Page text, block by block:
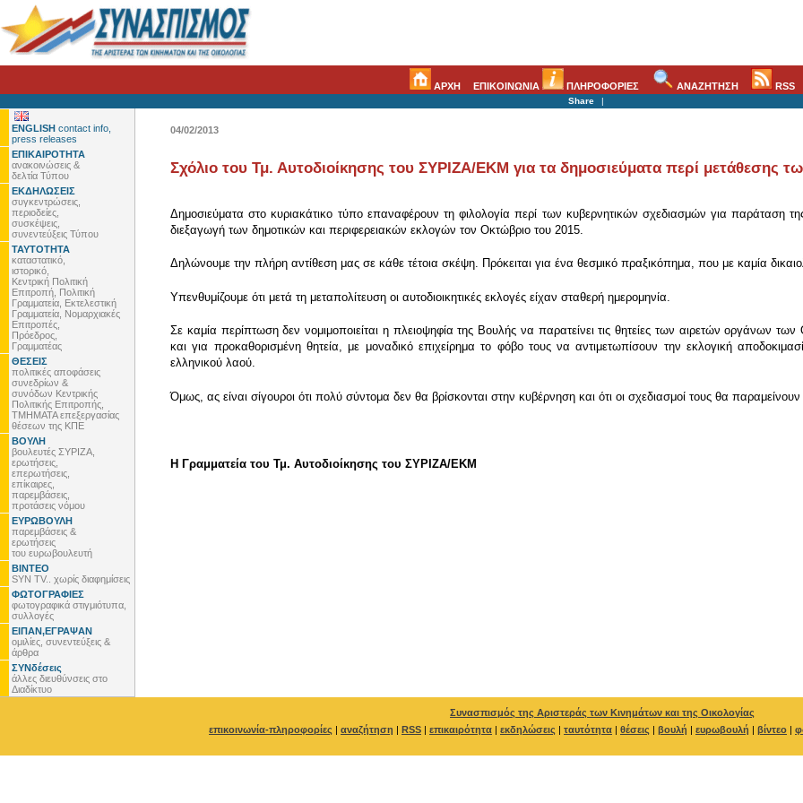
ΑΡΧΗ ΕΠΙΚΟΙΝΩΝΙΑ ΠΛΗΡΟΦΟΡΙΕΣ ΑΝΑΖΗΤΗΣΗ RSS
Share |
ENGLISH contact info,
press releases
ΕΠΙΚΑΙΡΟΤΗΤΑ
ανακοινώσεις &
δελτία Τύπου
ΕΚΔΗΛΩΣΕΙΣ
συγκεντρώσεις,
περιοδείες,
συσκέψεις,
συνεντεύξεις Τύπου
ΤΑΥΤΟΤΗΤΑ
καταστατικό,
ιστορικό,
Κεντρική Πολιτική
Επιτροπή, Πολιτική
Γραμματεία, Εκτελεστική
Γραμματεία, Νομαρχιακές
Επιτροπές,
Πρόεδρος,
Γραμματέας
ΘΕΣΕΙΣ
πολιτικές αποφάσεις
συνεδρίων &
συνόδων Κεντρικής
Πολιτικής Επιτροπής,
ΤΜΗΜΑΤΑ επεξεργασίας
θέσεων της ΚΠΕ
ΒΟΥΛΗ
βουλευτές ΣΥΡΙΖΑ,
ερωτήσεις,
επερωτήσεις,
επίκαιρες,
παρεμβάσεις,
προτάσεις νόμου
ΕΥΡΩΒΟΥΛΗ
παρεμβάσεις &
ερωτήσεις
του ευρωβουλευτή
ΒΙΝΤΕΟ
SYN TV.. χωρίς διαφημίσεις
ΦΩΤΟΓΡΑΦΙΕΣ
φωτογραφικά στιγμιότυπα,
συλλογές
ΕΙΠΑΝ,ΕΓΡΑΨΑΝ
ομιλίες, συνεντεύξεις &
άρθρα
ΣΥΝδέσεις
άλλες διευθύνσεις στο
Διαδίκτυο
04/02/2013
Σχόλιο του Τμ. Αυτοδιοίκησης του ΣΥΡΙΖΑ/ΕΚΜ για τα δημοσιεύματα περί μετάθεσης
Δημοσιεύματα στο κυριακάτικο τύπο επαναφέρουν τη φιλολογία περί των κυβερνητικών σχεδιασμών για παράταση
διεξαγωγή των δημοτικών και περιφερειακών εκλογών τον Οκτώβριο του 2015.
Δηλώνουμε την πλήρη αντίθεση μας σε κάθε τέτοια σκέψη. Πρόκειται για ένα θεσμικό πραξικόπημα, που με καμία
Υπενθυμίζουμε ότι μετά τη μεταπολίτευση οι αυτοδιοικητικές εκλογές είχαν σταθερή ημερομηνία.
Σε καμία περίπτωση δεν νομιμοποιείται η πλειοψηφία της Βουλής να παρατείνει τις θητείες των αιρετών οργάνων
και για προκαθορισμένη θητεία, με μοναδικό επιχείρημα το φόβο τους να αντιμετωπίσουν την εκλογική
ελληνικού λαού.
Όμως, ας είναι σίγουροι ότι πολύ σύντομα δεν θα βρίσκονται στην κυβέρνηση και ότι οι σχεδιασμοί τους θα παραμείνουν
Η Γραμματεία του Τμ. Αυτοδιοίκησης του ΣΥΡΙΖΑ/ΕΚΜ
Συνασπισμός της Αριστεράς των Κινημάτων και της Οικολογίας
επικοινωνία-πληροφορίες | αναζήτηση | RSS | επικαιρότητα | εκδηλώσεις | ταυτότητα | θέσεις | βουλή | ευρωβουλή | βίντεο |